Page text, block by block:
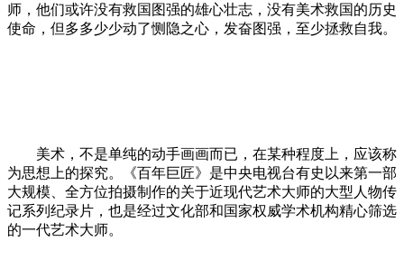
师，他们或许没有救国图强的雄心壮志，没有美术救国的历史
使命，但多多少少动了恻隐之心，发奋图强，至少拯救自我。
美术，不是单纯的动手画画而已，在某种程度上，应该称
为思想上的探究。《百年巨匠》是中央电视台有史以来第一部
大规模、全方位拍摄制作的关于近现代艺术大师的大型人物传
记系列纪录片，也是经过文化部和国家权威学术机构精心筛选
的一代艺术大师。